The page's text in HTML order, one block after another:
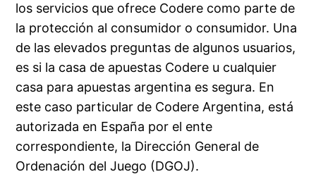
los servicios que ofrece Codere como parte de
la protección al consumidor o consumidor. Una
de las elevados preguntas de algunos usuarios,
es si la casa de apuestas Codere u cualquier
casa para apuestas argentina es segura. En
este caso particular de Codere Argentina, está
autorizada en España por el ente
correspondiente, la Dirección General de
Ordenación del Juego (DGOJ).